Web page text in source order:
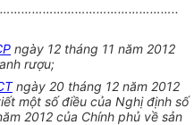
ngày 12 tháng 11 năm 2012
rượu;
ngày 20 tháng 12 năm 2012
một số điều của Nghị định số
2012 của Chính phủ về sản